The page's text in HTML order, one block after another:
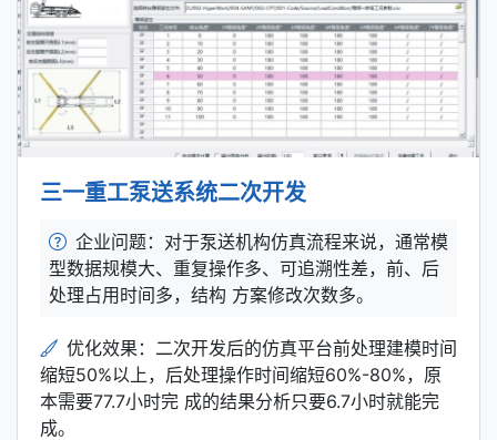
三一重工泵送系统二次开发
企业问题：对于泵送机构仿真流程来说，通常模
型数据规模大、重复操作多、可追溯性差，前、后
处理占用时间多，结构 方案修改次数多。
优化效果：二次开发后的仿真平台前处理建模时间
缩短50%以上，后处理操作时间缩短60%-80%，原
本需要77.7小时完 成的结果分析只要6.7小时就能完
成。